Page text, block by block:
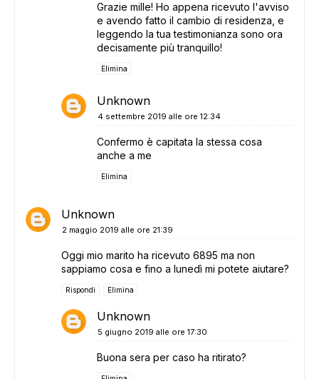
Grazie mille! Ho appena ricevuto l'avviso
e avendo fatto il cambio di residenza, e
leggendo la tua testimonianza sono ora
decisamente più tranquillo!
Elimina
Unknown
4 settembre 2019 alle ore 12:34
Confermo è capitata la stessa cosa
anche a me
Elimina
Unknown
2 maggio 2019 alle ore 21:39
Oggi mio marito ha ricevuto 6895 ma non
sappiamo cosa e fino a lunedì mi potete aiutare?
Rispondi Elimina
Unknown
5 giugno 2019 alle ore 17:30
Buona sera per caso ha ritirato?